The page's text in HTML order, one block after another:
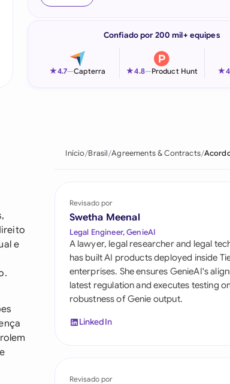
Italia
Philippines
Saudi Arabia
Singapore
South Africa
Switzerland
Confiado por 200 mil+ equipes
★4.7—Capterra ★4.8—Product Hunt ★
e
Início Brasil Agreements & Contracts
Revisado por
Swetha Meenal
Legal Engineer, GenieAI
A lawyer, legal researcher and legal
has built AI products deployed inside
enterprises. She ensures GenieAI's
latest regulation and executes testing
robustness of Genie output.
LinkedIn
Revisado por